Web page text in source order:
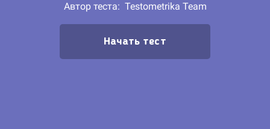
Автор теста: Testometrika Team
Начать тест